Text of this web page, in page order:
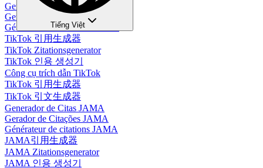
Generador de Citas de TikTok
Gerador de Citações do TikTok
Générateur de citations TikTok
TikTok 引用生成器
TikTok Zitationsgenerator
TikTok 인용 생성기
Công cụ trích dẫn TikTok
TikTok 引用生成器
TikTok 引文生成器
Generador de Citas JAMA
Gerador de Citações JAMA
Générateur de citations JAMA
JAMA引用生成器
JAMA Zitationsgenerator
JAMA 인용 생성기
Tiếng Việt